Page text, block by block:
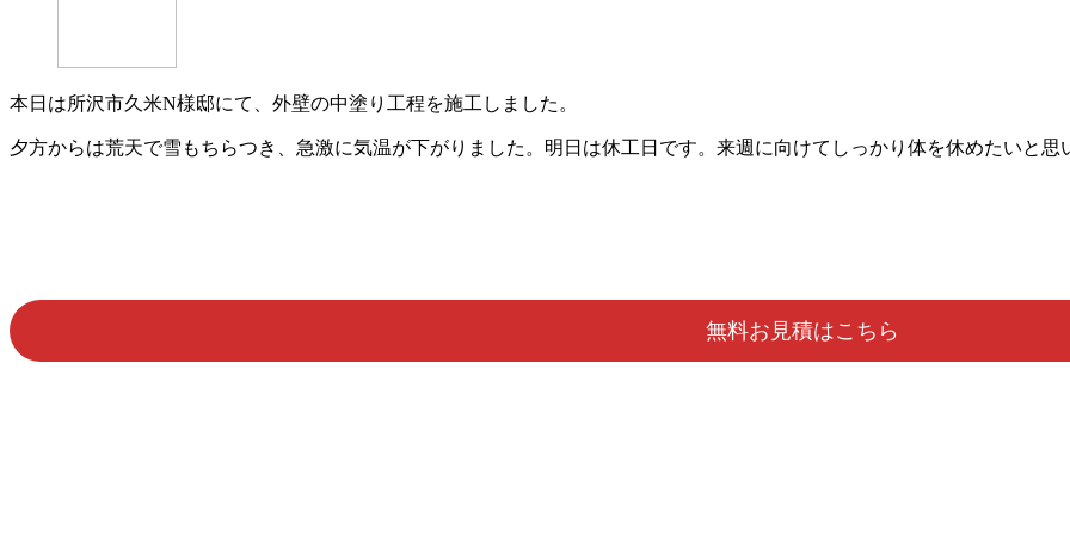
本日は所沢市久米N様邸にて、外壁の中塗り工程を施工しました。
夕方からは荒天で雪もちらつき、急激に気温が下がりました。明日は休工日です。来週に向けてしっかり体を休めたいと思
無料お見積はこちら